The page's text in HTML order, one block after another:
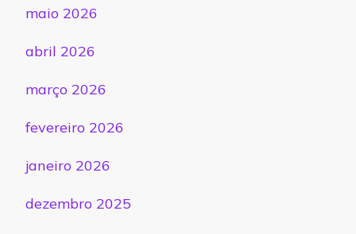
maio 2026
abril 2026
março 2026
fevereiro 2026
janeiro 2026
dezembro 2025